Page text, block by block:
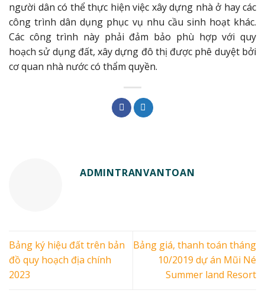
người dân có thể thực hiện việc xây dựng nhà ở hay các
công trình dân dụng phục vụ nhu cầu sinh hoạt khác.
Các công trình này phải đảm bảo phù hợp với quy
hoạch sử dụng đất, xây dựng đô thị được phê duyệt bởi
cơ quan nhà nước có thẩm quyền.
ADMINTRANVANTOAN
Bảng ký hiệu đất trên bản
đồ quy hoạch địa chính
2023
Bảng giá, thanh toán tháng
10/2019 dự án Mũi Né
Summer land Resort